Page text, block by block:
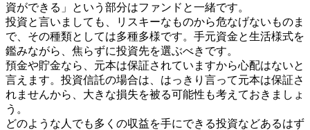
資ができる」という部分はファンドと一緒です。
投資と言いましても、リスキーなものから危なげないものま
で、その種類としては多種多様です。手元資金と生活様式を
鑑みながら、焦らずに投資先を選ぶべきです。
預金や貯金なら、元本は保証されていますから心配はないと
言えます。投資信託の場合は、はっきり言って元本は保証さ
れませんから、大きな損失を被る可能性も考えておきましょ
う。
どのような人でも多くの収益を手にできる投資などあるはず